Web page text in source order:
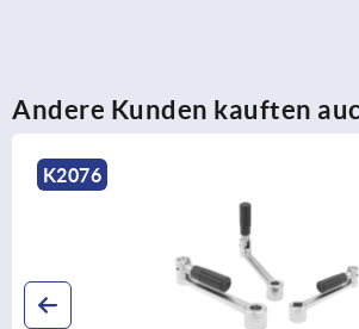
Andere Kunden kauften
K0685